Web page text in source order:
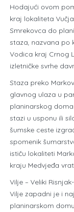
Hodajući ovom
kraj lokaliteta
Smrekovca do
staza, nazvana po
Vodica kraj Crnog
izletničke svrhe
Staza preko
glavnog ulaza u
planinarskog
stazi u usponu ili
šumske ceste
spomenik
ističu lokaliteti
kraju Medvjeđa
Vilje – Veliki
Vilje zapadni je i
planinarskom